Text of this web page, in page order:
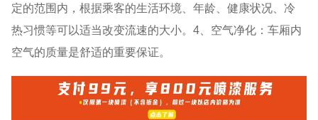
定的范围内，根据乘客的生活环境、年龄、健康状况、冷
热习惯等可以适当改变流速的大小。4、空气净化：车厢内
空气的质量是舒适的重要保证。